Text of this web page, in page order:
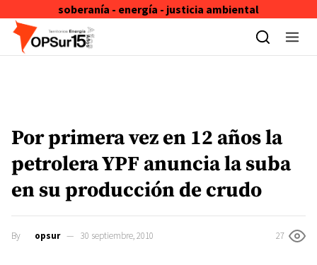
soberanía - energía - justicia ambiental
Skip to content
Por primera vez en 12 años la
petrolera YPF anuncia la suba
en su producción de crudo
By opsur 30 septiembre, 2010 27